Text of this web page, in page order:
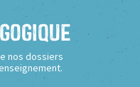
nos dossiers